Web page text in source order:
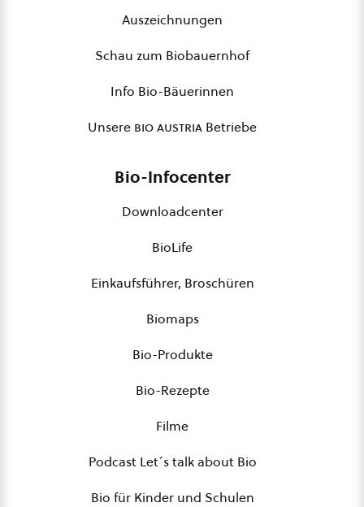
Auszeichnungen
Schau zum Biobauernhof
Info Bio-Bäuerinnen
Unsere bio austria Betriebe
Bio-Infocenter
Downloadcenter
BioLife
Einkaufsführer, Broschüren
Biomaps
Bio-Produkte
Bio-Rezepte
Filme
Podcast Let´s talk about Bio
Bio für Kinder und Schulen